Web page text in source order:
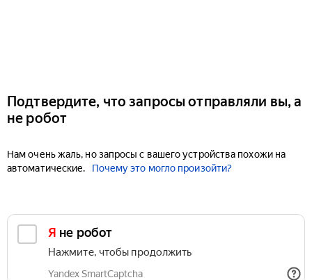
Подтвердите, что запросы отправляли вы, а
не робот
Нам очень жаль, но запросы с вашего устройства похожи на
автоматические.
Почему это могло произойти?
Я не робот
Нажмите, чтобы продолжить
Yandex SmartCaptcha